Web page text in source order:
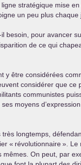
stratégique mise
un peu plus chaque
besoin, pour avancer
de ce qui
être considérées
considérer que ce
communistes
moyens
longtemps,
« révolutionnaire». Le
On peut, par